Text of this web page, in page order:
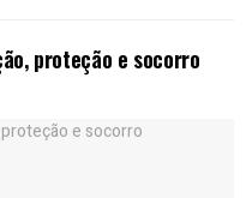
proteção e socorro